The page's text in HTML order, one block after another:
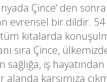
Çince‘ den
evrensel bir dildir.
kıtalarda
sıra Çince,
sağlığa, iş
alanda karşımıza